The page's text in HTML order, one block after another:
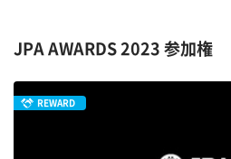
JPA AWARDS 2023 参加権
REWARD